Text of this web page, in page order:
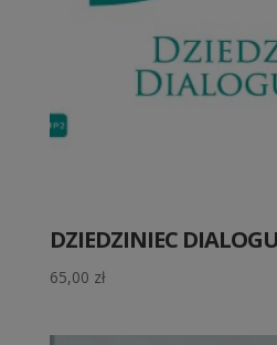
DZIEDZINIEC
65,00 zł